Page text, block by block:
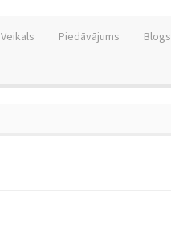
Veikals Piedāvājums Blogs